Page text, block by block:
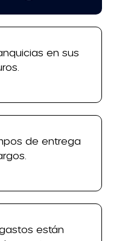
en sus
de entrega
están